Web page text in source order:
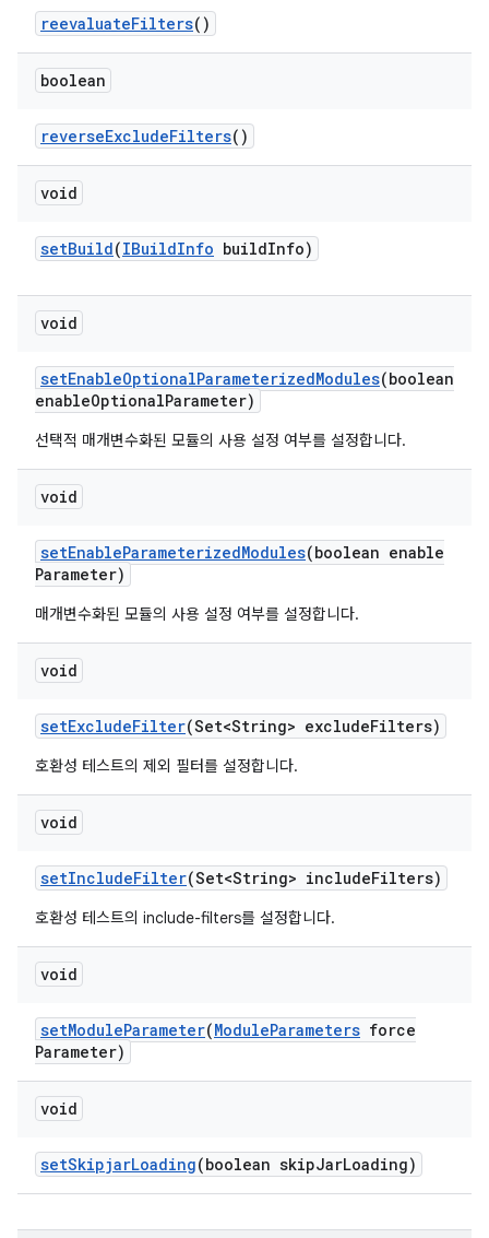
reevaluateFilters()
boolean
reverseExcludeFilters()
void
setBuild(IBuildInfo buildInfo)
void
setEnableOptionalParameterizedModules(boolean
enableOptionalParameter)
선택적 매개변수화된 모듈의 사용 설정 여부를 설정합니다.
void
setEnableParameterizedModules(boolean enable
Parameter)
매개변수화된 모듈의 사용 설정 여부를 설정합니다.
void
setExcludeFilter(Set<String> excludeFilters)
호환성 테스트의 제외 필터를 설정합니다.
void
setIncludeFilter(Set<String> includeFilters)
호환성 테스트의 include-filters를 설정합니다.
void
setModuleParameter(ModuleParameters force
Parameter)
void
setSkipjarLoading(boolean skipJarLoading)